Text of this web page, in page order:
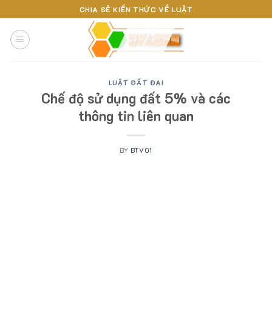
to
content
CHIA SẺ KIẾN THỨC VỀ LUẬT
LUẬT ĐẤT ĐAI
Chế độ sử dụng đất 5% và các
thông tin liên quan
BY BTV01